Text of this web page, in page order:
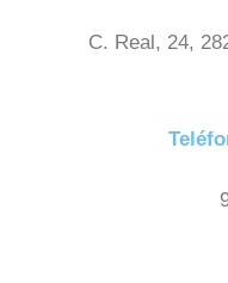
C. Real, 24,